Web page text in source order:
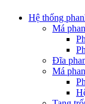
Hệ thống
Má
Đĩa
Má